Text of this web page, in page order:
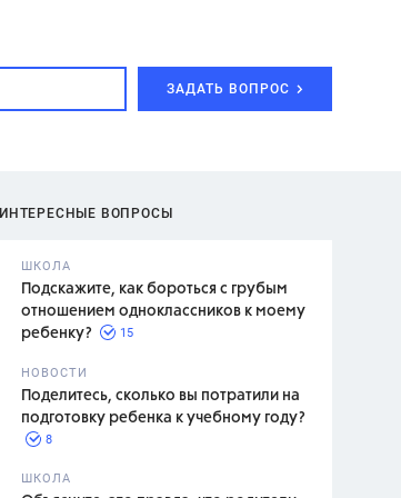
ЗАДАТЬ ВОПРОС
ИНТЕРЕСНЫЕ ВОПРОСЫ
ШКОЛА
Подскажите, как бороться с грубым
отношением одноклассников к моему
ребенку?
15
НОВОСТИ
Поделитесь, сколько вы потратили на
подготовку ребенка к учебному году?
8
ШКОЛА